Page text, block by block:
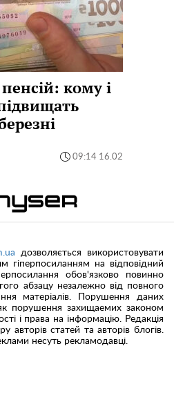
кому і
09:14 16.02
дозволяється використовувати
гіперпосиланням на відповідний
обов'язково повинно
абзацу незалежно від повного
матеріалів. Порушення даних
порушення захищаемих законом
і права на інформацію. Редакція
авторів статей та авторів блогів.
несуть рекламодавці.